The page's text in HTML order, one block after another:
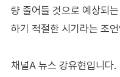
량 줄어들 것으로 예상되
하기 적절한 시기라는 조
채널A 뉴스 강유현입니다.